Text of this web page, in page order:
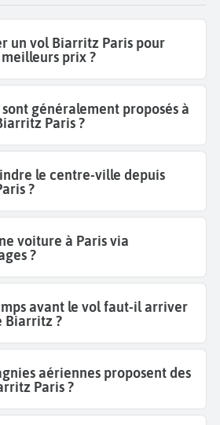
un vol Biarritz Paris pour
prix ?
généralement proposés à
Paris ?
le centre-ville depuis
?
voiture à Paris via
?
avant le vol faut-il arriver
Biarritz ?
aériennes proposent des
Paris ?